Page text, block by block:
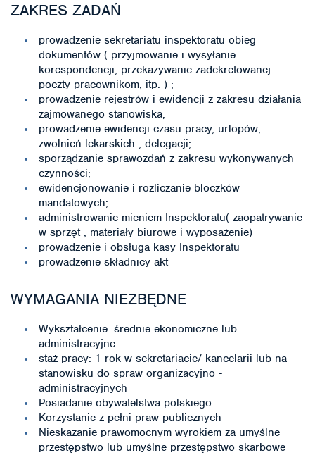
ZAKRES ZADAŃ
prowadzenie sekretariatu inspektoratu obieg
dokumentów ( przyjmowanie i wysyłanie
korespondencji, przekazywanie zadekretowanej
poczty pracownikom, itp. ) ;
prowadzenie rejestrów i ewidencji z zakresu działania
zajmowanego stanowiska;
prowadzenie ewidencji czasu pracy, urlopów,
zwolnień lekarskich , delegacji;
sporządzanie sprawozdań z zakresu wykonywanych
czynności;
ewidencjonowanie i rozliczanie bloczków
mandatowych;
administrowanie mieniem Inspektoratu( zaopatrywanie
w sprzęt , materiały biurowe i wyposażenie)
prowadzenie i obsługa kasy Inspektoratu
prowadzenie składnicy akt
WYMAGANIA NIEZBĘDNE
Wykształcenie: średnie ekonomiczne lub
administracyjne
staż pracy: 1 rok w sekretariacie/ kancelarii lub na
stanowisku do spraw organizacyjno -
administracyjnych
Posiadanie obywatelstwa polskiego
Korzystanie z pełni praw publicznych
Nieskazanie prawomocnym wyrokiem za umyślne
przestępstwo lub umyślne przestępstwo skarbowe